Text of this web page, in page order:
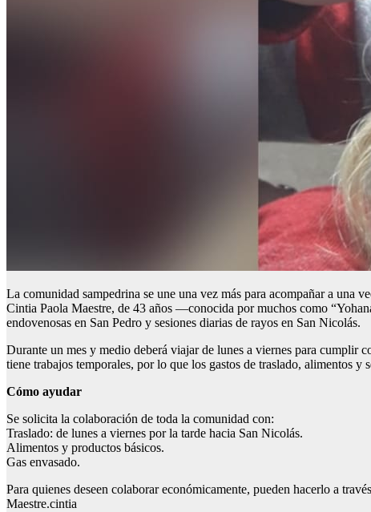
La comunidad sampedrina se une una vez más para acompañar a una
Cintia Paola Maestre, de 43 años —conocida por muchos como
endovenosas en San Pedro y sesiones diarias de rayos en San Nicolás.
Durante un mes y medio deberá viajar de lunes a viernes para cumplir
tiene trabajos temporales, por lo que los gastos de traslado, alimentos y
Cómo ayudar
Se solicita la colaboración de toda la comunidad con:
Traslado: de lunes a viernes por la tarde hacia San Nicolás.
Alimentos y productos básicos.
Gas envasado.
Para quienes deseen colaborar económicamente, pueden hacerlo a
Maestre.cintia